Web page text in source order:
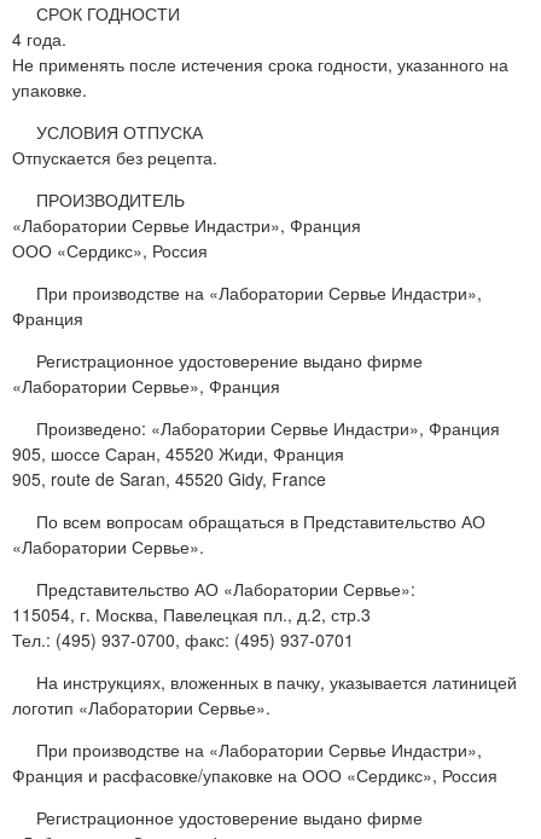
СРОК ГОДНОСТИ
4 года.
Не применять после истечения срока годности, указанного на
упаковке.
УСЛОВИЯ ОТПУСКА
Отпускается без рецепта.
ПРОИЗВОДИТЕЛЬ
«Лаборатории Сервье Индастри», Франция
ООО «Сердикс», Россия
При производстве на «Лаборатории Сервье Индастри»,
Франция
Регистрационное удостоверение выдано фирме
«Лаборатории Сервье», Франция
Произведено: «Лаборатории Сервье Индастри», Франция
905, шоссе Саран, 45520 Жиди, Франция
905, route de Saran, 45520 Gidy, France
По всем вопросам обращаться в Представительство АО
«Лаборатории Сервье».
Представительство АО «Лаборатории Сервье»:
115054, г. Москва, Павелецкая пл., д.2, стр.3
Тел.: (495) 937-0700, факс: (495) 937-0701
На инструкциях, вложенных в пачку, указывается латиницей
логотип «Лаборатории Сервье».
При производстве на «Лаборатории Сервье Индастри»,
Франция и расфасовке/упаковке на ООО «Сердикс», Россия
Регистрационное удостоверение выдано фирме